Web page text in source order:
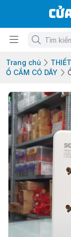
Trang chủ
Ổ CẮM CÓ DÂY